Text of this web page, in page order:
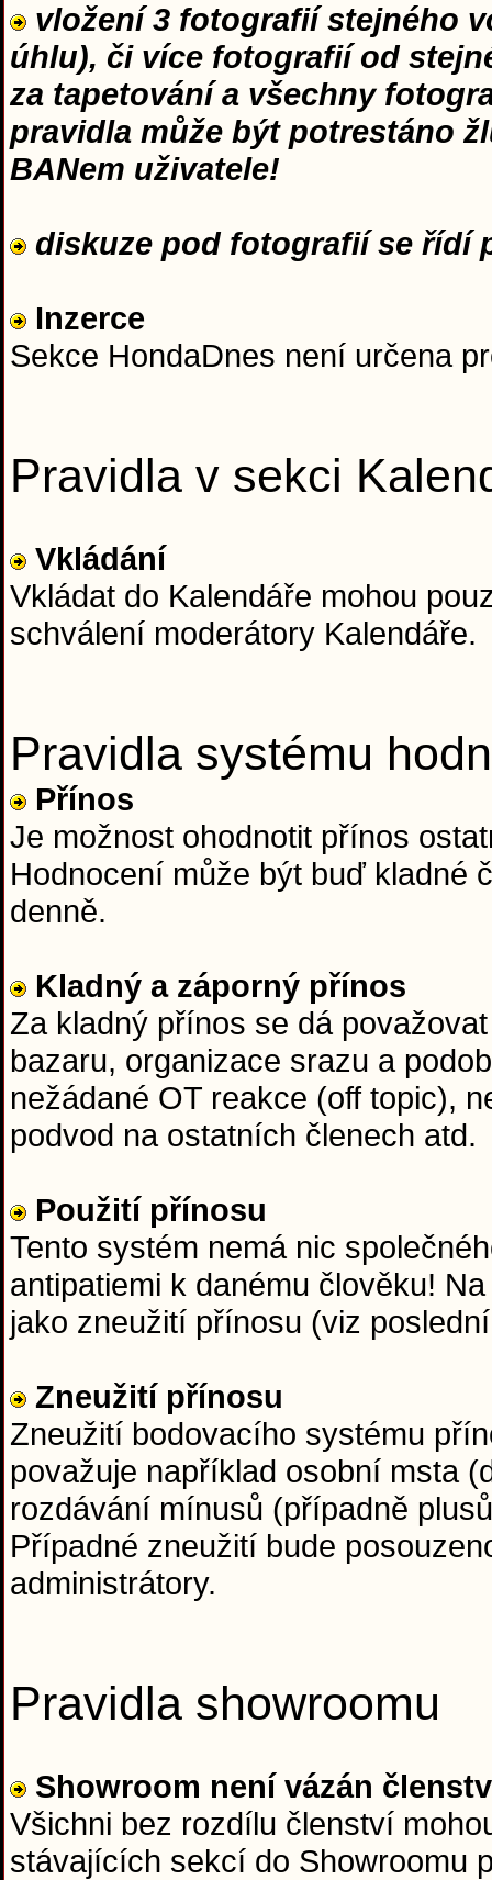
vložení 3 fotografií stejného
úhlu), či více fotografií od
za tapetování a všechny
pravidla může být potrestáno
BANem uživatele!
diskuze pod fotografií se řídí
Inzerce
Sekce HondaDnes není určena
Pravidla v sekci
Vkládání
Vkládat do Kalendáře mohou
schválení moderátory Kalendáře.
Pravidla systému
Přínos
Je možnost ohodnotit přínos
Hodnocení může být buď kladné
denně.
Kladný a záporný přínos
Za kladný přínos se dá
bazaru, organizace srazu a
nežádané OT reakce (off topic),
podvod na ostatních členech atd.
Použití přínosu
Tento systém nemá nic
antipatiemi k danému člověku!
jako zneužití přínosu (viz
Zneužití přínosu
Zneužití bodovacího systému
považuje například osobní msta
rozdávání mínusů (případně
Případné zneužití bude
administrátory.
Pravidla showroomu
Showroom není vázán
Všichni bez rozdílu členství
stávajících sekcí do Showroomu